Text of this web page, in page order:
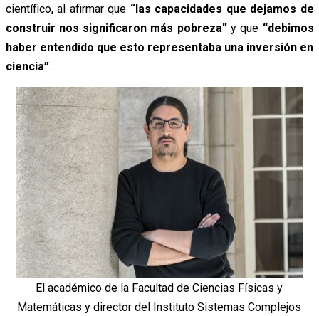
científico, al afirmar que “las capacidades que dejamos de
construir nos significaron más pobreza”y que “debimos
haber entendido que esto representaba una inversión en
ciencia”.
El académico de la Facultad de Ciencias Físicas y
Matemáticas y director del Instituto Sistemas Complejos